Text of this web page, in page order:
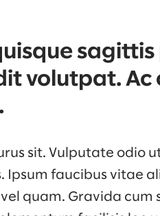
sagittis
volutpat. Ac
sit. Vulputate odio
Ipsum faucibus vitae
quam. Gravida cum